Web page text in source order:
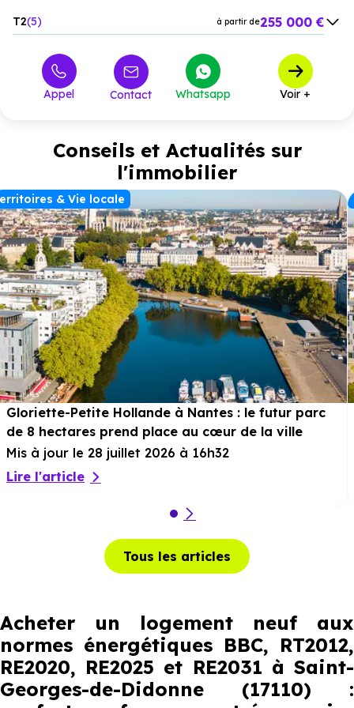
T2 5 à partir de255 000 €
à partir de 530 000 €
Appel Contact Whatsapp Voir +
Conseils et Actualités sur
l'immobilier
& Vie locale
Gloriette-Petite Hollande à Nantes : le futur parc
de 8 hectares prend place au cœur de la ville
Mis à jour le 28 juillet 2026 à 16h32
Lire l'article
Tous les articles
Acheter un logement neuf aux
normes énergétiques BBC, RT2012,
RE2020, RE2025 et RE2031 à Saint-
Georges-de-Didonne (17110) :